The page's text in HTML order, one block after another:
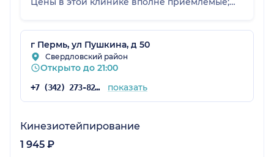
г Пермь, ул Пушкина, д 50
Свердловский район
Открыто до 21:00
+7 (342) 273-82-37 показать
Кинезиотейпирование
1 945 ₽